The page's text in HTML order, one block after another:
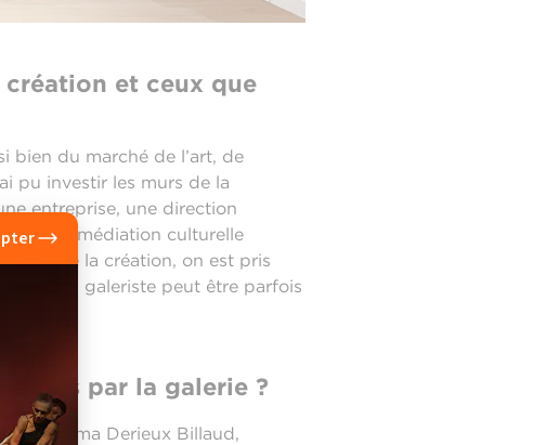
création et ceux que
bien du marché de l’art, de
pu investir les murs de la
entreprise, une direction
de médiation culturelle
Lors de la création, on est pris
d’un galeriste peut être parfois
par la galerie ?
Emma Derieux Billaud,